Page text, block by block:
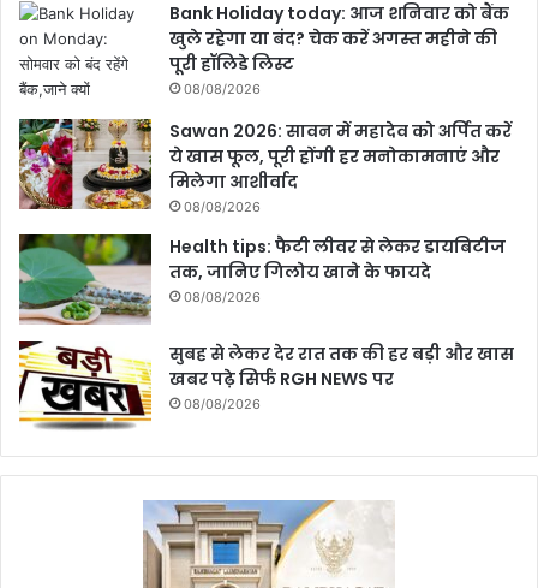
Bank Holiday today: आज शनिवार को बैंक
खुले रहेगा या बंद? चेक करें अगस्त महीने की
पूरी हॉलिडे लिस्ट
08/08/2026
Sawan 2026: सावन में महादेव को अर्पित करें
ये खास फूल, पूरी होंगी हर मनोकामनाएं और
मिलेगा आशीर्वाद
08/08/2026
Health tips: फैटी लीवर से लेकर डायबिटीज
तक, जानिए गिलोय खाने के फायदे
08/08/2026
सुबह से लेकर देर रात तक की हर बड़ी और खास
खबर पढ़े सिर्फ RGH NEWS पर
08/08/2026